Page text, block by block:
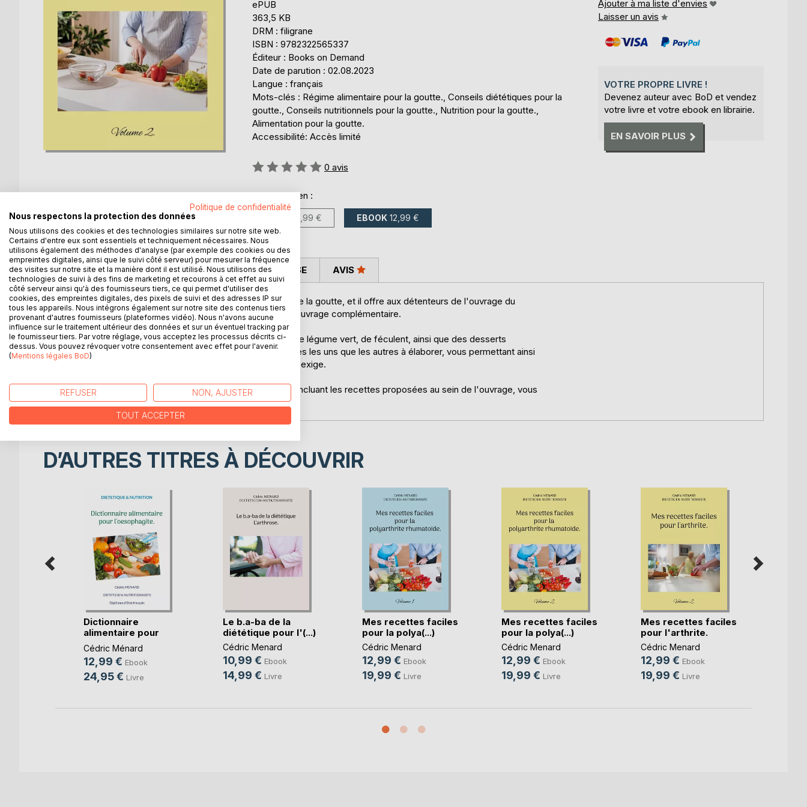
ePUB
363,5 KB
DRM : filigrane
ISBN : 9782322565337
Éditeur : Books on Demand
Date de parution : 02.08.2023
Langue : français
Mots-clés : Régime alimentaire pour la goutte., Conseils diététiques pour la
goutte., Conseils nutritionnels pour la goutte., Nutrition pour la goutte.,
Alimentation pour la goutte.
Accessibilité: Accès limité
Évaluation:
0 avis
Disponible en :
19,99 € EBOOK 12,99 €
Ajouter à ma liste d'envies
Laisser un avis
VOTRE PROPRE LIVRE !
Devenez auteur avec BoD et vendez
votre livre et votre ebook en librairie.
EN SAVOIR PLUS
DESCRIPTION
Cet ouvrage est dédié à toutes les personnes souffrant de la goutte, et il offre aux détenteurs de l'ouvrage du
même auteur : " Quelle alimentation pour la goutte ? " un ouvrage complémentaire.
De nombreuses recettes à base de poisson, de viande, de légume vert, de féculent, ainsi que des desserts
gourmands, vous sont proposés, toutes et tous plus faciles les uns que les autres à élaborer, vous permettant ainsi
de mieux gérer l'alimentation spécifique que votre goutte exige.
Deux semaines de menus adaptés et totalement inédits, incluant les recettes proposées au sein de l'ouvrage, vous
sont également proposées.
AUTEUR(S) CRITIQUES PRESSE AVIS
D’AUTRES TITRES À DÉCOUVRIR
Dictionnaire
alimentaire pour
l'oe(...)
Cédric Ménard
12,99 € Ebook
24,95 € Livre
Le b.a-ba de la
diététique pour l'(...)
Cédric Menard
10,99 € Ebook
14,99 € Livre
Mes recettes faciles
pour la polya(...)
Cédric Menard
12,99 € Ebook
19,99 € Livre
Mes recettes faciles
pour la polya(...)
Cédric Menard
12,99 € Ebook
19,99 € Livre
Mes recettes faciles
pour l'arthrite.
Cédric Menard
12,99 € Ebook
19,99 € Livre
Politique de confidentialité
Nous respectons la protection des données
Nous utilisons des cookies et des technologies similaires sur notre site web.
Certains d'entre eux sont essentiels et techniquement nécessaires. Nous
utilisons également des méthodes d'analyse (par exemple des cookies ou des
empreintes digitales, ainsi que le suivi côté serveur) pour mesurer la fréquence
des visites sur notre site et la manière dont il est utilisé. Nous utilisons des
technologies de suivi à des fins de marketing et recourons à cet effet au suivi
côté serveur ainsi qu'à des fournisseurs tiers, ce qui permet d'utiliser des
cookies, des empreintes digitales, des pixels de suivi et des adresses IP sur
tous les appareils. Nous intégrons également sur notre site des contenus tiers
provenant d'autres fournisseurs (plateformes vidéo). Nous n'avons aucune
influence sur le traitement ultérieur des données et sur un éventuel tracking par
le fournisseur tiers. Par votre réglage, vous acceptez les processus décrits ci-
dessus. Vous pouvez révoquer votre consentement avec effet pour l'avenir.
(Mentions légales BoD)
REFUSER NON, AJUSTER
TOUT ACCEPTER